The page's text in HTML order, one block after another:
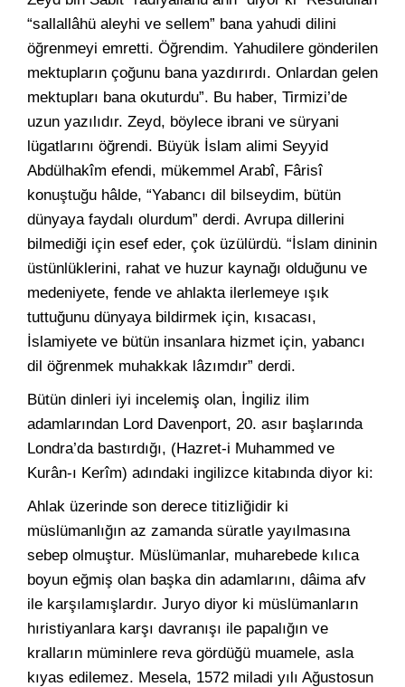
“sallallâhü aleyhi ve sellem” bana yahudi dilini
öğrenmeyi emretti. Öğrendim. Yahudilere gönderilen
mektupların çoğunu bana yazdırırdı. Onlardan gelen
mektupları bana okuturdu”. Bu haber, Tirmizi’de
uzun yazılıdır. Zeyd, böylece ibrani ve süryani
lügatlarını öğrendi. Büyük İslam alimi Seyyid
Abdülhakîm efendi, mükemmel Arabî, Fârisî
konuştuğu hâlde, “Yabancı dil bilseydim, bütün
dünyaya faydalı olurdum” derdi. Avrupa dillerini
bilmediği için esef eder, çok üzülürdü. “İslam dininin
üstünlüklerini, rahat ve huzur kaynağı olduğunu ve
medeniyete, fende ve ahlakta ilerlemeye ışık
tuttuğunu dünyaya bildirmek için, kısacası,
İslamiyete ve bütün insanlara hizmet için, yabancı
dil öğrenmek muhakkak lâzımdır” derdi.
Bütün dinleri iyi incelemiş olan, İngiliz ilim
adamlarından Lord Davenport, 20. asır başlarında
Londra’da bastırdığı, (Hazret-i Muhammed ve
Kurân-ı Kerîm) adındaki ingilizce kitabında diyor ki:
Ahlak üzerinde son derece titizliğidir ki
müslümanlığın az zamanda süratle yayılmasına
sebep olmuştur. Müslümanlar, muharebede kılıca
boyun eğmiş olan başka din adamlarını, dâima afv
ile karşılamışlardır. Juryo diyor ki müslümanların
hıristiyanlara karşı davranışı ile papalığın ve
kralların müminlere reva gördüğü muamele, asla
kıyas edilemez. Mesela, 1572 miladi yılı Ağustosun